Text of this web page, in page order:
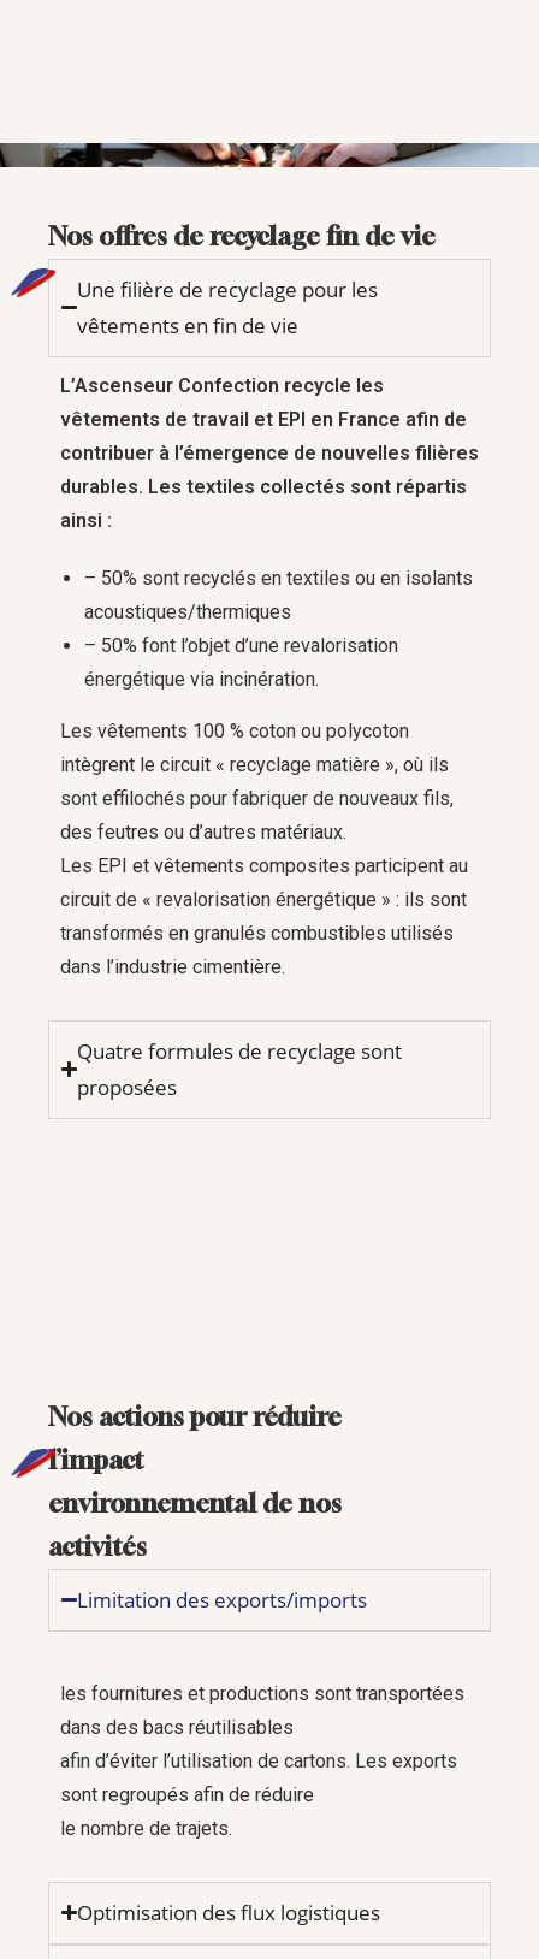
Nos offres de recyclage fin de vie
Une filière de recyclage pour les
vêtements en fin de vie
L’Ascenseur Confection recycle les
vêtements de travail et EPI en France afin de
contribuer à l’émergence de nouvelles filières
durables. Les textiles collectés sont répartis
ainsi :
– 50% sont recyclés en textiles ou en isolants
acoustiques/thermiques
– 50% font l’objet d’une revalorisation
énergétique via incinération.
Les vêtements 100 % coton ou polycoton
intègrent le circuit « recyclage matière », où ils
sont effilochés pour fabriquer de nouveaux fils,
des feutres ou d’autres matériaux.
Les EPI et vêtements composites participent au
circuit de « revalorisation énergétique » : ils sont
transformés en granulés combustibles utilisés
dans l’industrie cimentière.
Quatre formules de recyclage sont
proposées
Nos actions pour réduire
l’impact
environnemental de nos
activités
Limitation des exports/imports
les fournitures et productions sont transportées
dans des bacs réutilisables
afin d’éviter l’utilisation de cartons. Les exports
sont regroupés afin de réduire
le nombre de trajets.
Optimisation des flux logistiques